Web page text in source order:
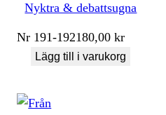
Nyktra & debattsugna
Nr 191-192180,00kr
Lägg till i varukorg